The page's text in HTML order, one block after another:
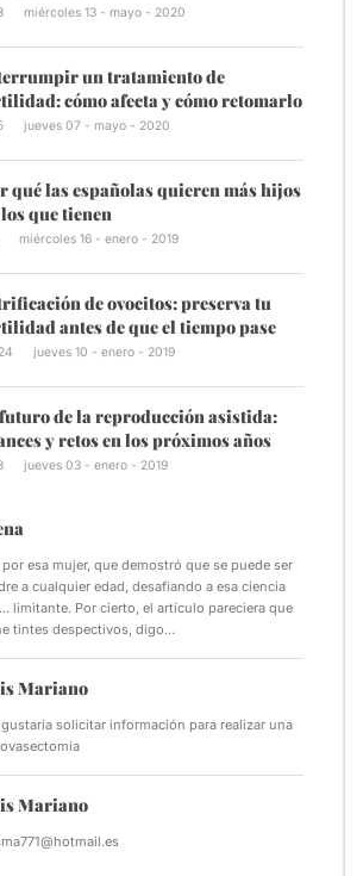
miércoles 13 - mayo - 2020
un tratamiento de
cómo afecta y cómo retomarlo
jueves 07 - mayo - 2020
qué las españolas quieren más hijos
que tienen
miércoles 16 - enero - 2019
de ovocitos: preserva tu
antes de que el tiempo pase
jueves 10 - enero - 2019
de la reproducción asistida:
y retos en los próximos años
jueves 03 - enero - 2019
por esa mujer, que demostró que se puede ser
a cualquier edad, desafiando a esa ciencia
limitante. Por cierto, el artículo pareciera que
tintes despectivos, digo…
Mariano
gustaría solicitar información para realizar una
Mariano